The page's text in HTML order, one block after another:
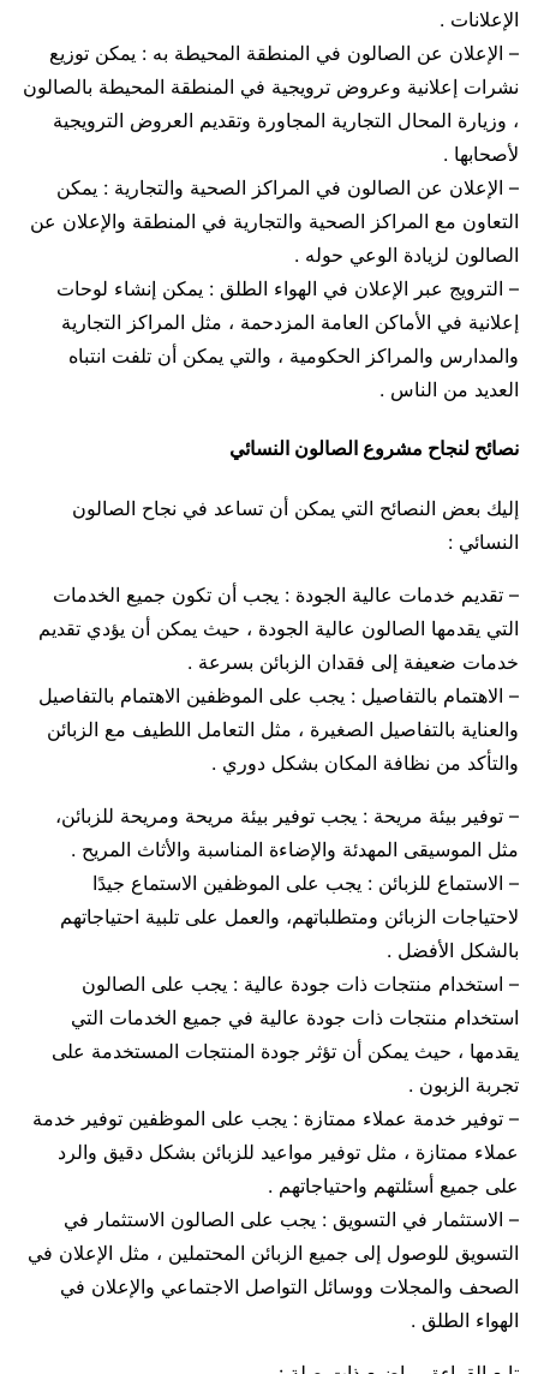
الإعلانات .
– الإعلان عن الصالون في المنطقة المحيطة به : يمكن توزيع
نشرات إعلانية وعروض ترويجية في المنطقة المحيطة بالصالون
، وزيارة المحال التجارية المجاورة وتقديم العروض الترويجية
لأصحابها .
– الإعلان عن الصالون في المراكز الصحية والتجارية : يمكن
التعاون مع المراكز الصحية والتجارية في المنطقة والإعلان عن
الصالون لزيادة الوعي حوله .
– الترويج عبر الإعلان في الهواء الطلق : يمكن إنشاء لوحات
إعلانية في الأماكن العامة المزدحمة ، مثل المراكز التجارية
والمدارس والمراكز الحكومية ، والتي يمكن أن تلفت انتباه
العديد من الناس .
نصائح لنجاح مشروع الصالون النسائي
إليك بعض النصائح التي يمكن أن تساعد في نجاح الصالون
النسائي :
– تقديم خدمات عالية الجودة : يجب أن تكون جميع الخدمات
التي يقدمها الصالون عالية الجودة ، حيث يمكن أن يؤدي تقديم
خدمات ضعيفة إلى فقدان الزبائن بسرعة .
– الاهتمام بالتفاصيل : يجب على الموظفين الاهتمام بالتفاصيل
والعناية بالتفاصيل الصغيرة ، مثل التعامل اللطيف مع الزبائن
والتأكد من نظافة المكان بشكل دوري .
– توفير بيئة مريحة : يجب توفير بيئة مريحة ومريحة للزبائن،
مثل الموسيقى المهدئة والإضاءة المناسبة والأثاث المريح .
– الاستماع للزبائن : يجب على الموظفين الاستماع جيدًا
لاحتياجات الزبائن ومتطلباتهم، والعمل على تلبية احتياجاتهم
بالشكل الأفضل .
– استخدام منتجات ذات جودة عالية : يجب على الصالون
استخدام منتجات ذات جودة عالية في جميع الخدمات التي
يقدمها ، حيث يمكن أن تؤثر جودة المنتجات المستخدمة على
تجربة الزبون .
– توفير خدمة عملاء ممتازة : يجب على الموظفين توفير خدمة
عملاء ممتازة ، مثل توفير مواعيد للزبائن بشكل دقيق والرد
على جميع أسئلتهم واحتياجاتهم .
– الاستثمار في التسويق : يجب على الصالون الاستثمار في
التسويق للوصول إلى جميع الزبائن المحتملين ، مثل الإعلان في
الصحف والمجلات ووسائل التواصل الاجتماعي والإعلان في
الهواء الطلق .